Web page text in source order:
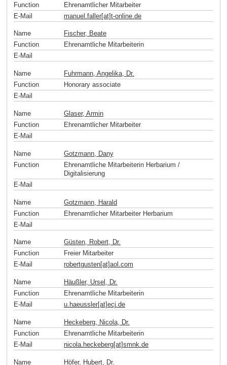
Function
Ehrenamtlicher Mitarbeiter
E-Mail
manuel.faller[at]t-online de
Name
Fischer, Beate
Function
Ehrenamtliche Mitarbeiterin
E-Mail
Name
Fuhrmann, Angelika, Dr.
Function
Honorary associate
E-Mail
Name
Glaser, Armin
Function
Ehrenamtlicher Mitarbeiter
E-Mail
Name
Gotzmann, Dany
Function
Ehrenamtliche Mitarbeiterin Herbarium /
Digitalisierung
E-Mail
Name
Gotzmann, Harald
Function
Ehrenamtlicher Mitarbeiter Herbarium
E-Mail
Name
Güsten, Robert, Dr.
Function
Freier Mitarbeiter
E-Mail
robertgusten[at]aol .com
Name
Häußler, Ursel, Dr.
Function
Ehrenamtliche Mitarbeiterin
E-Mail
u.haeussler[at]ecj.de
Name
Heckeberg, Nicola, Dr.
Function
Ehrenamtliche Mitarbeiterin
E-Mail
nicola.heckeberg[at]smnk de
Name Höfer, Hubert, Dr.